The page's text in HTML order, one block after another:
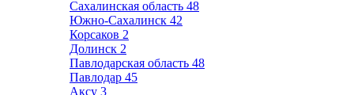
Сахалинская область 48
Южно-Сахалинск 42
Корсаков 2
Долинск 2
Павлодарская область 48
Павлодар 45
Аксу 3